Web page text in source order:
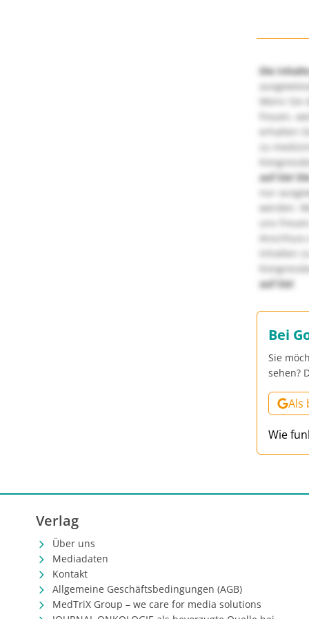
Die
Wenn
freuen,
erhalten
zu
auf Sie!
nur
werden.
uns
Inhalten
auf Sie!
Bei
Sie
sehen?
Als
Wie
Verlag
Über uns
Mediadaten
Kontakt
Allgemeine Geschäftsbedingungen (AGB)
MedTriX Group – we care for media solutions